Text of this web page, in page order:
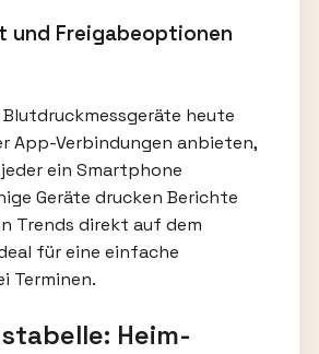
und Freigabeoptionen
heute
App-Verbindungen anbieten,
ein Smartphone
Geräte drucken Berichte
Trends direkt auf dem
für eine einfache
Terminen.
Heim-